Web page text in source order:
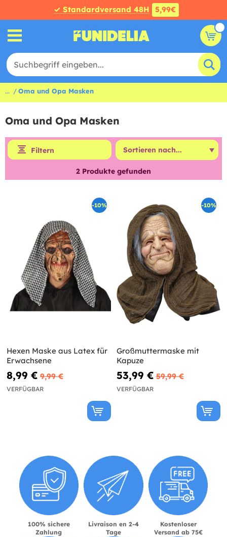
✓ Standardversand 48H 5,99€
... Oma und Opa Masken
Oma und Opa Masken
Filtern
2 Produkte gefunden
-10%
Hexen Maske aus Latex für
Erwachsene
8,99 € 9,99 €
VERFÜGBAR
-10%
Großmuttermaske mit
Kapuze
53,99 € 59,99 €
VERFÜGBAR
100% sichere
Zahlung
Livraison en 2-4
Tage
Kostenloser
Versand ab 75€